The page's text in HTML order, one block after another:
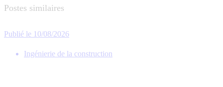
Postes similaires
Publié le 10/08/2026
Ingénierie de la construction